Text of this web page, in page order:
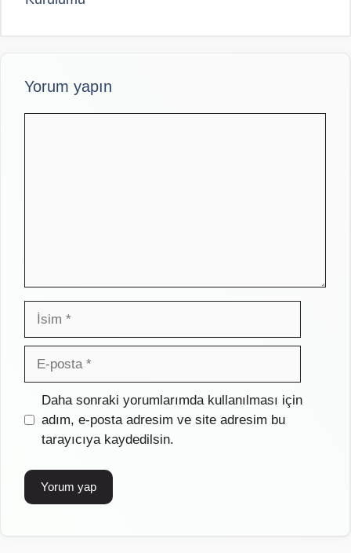
Yorum yapın
İsim
posta
İnternet
sitesi
Daha sonraki yorumlarımda kullanılması için
adım, e-posta adresim ve site adresim bu
tarayıcıya kaydedilsin.